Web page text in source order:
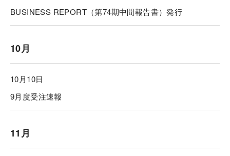
BUSINESS REPORT（第74期中間報告書）発行
10月
10月10日
9月度受注速報
11月